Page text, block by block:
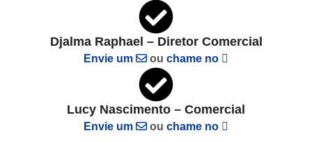
Djalma Raphael – Diretor Comercial
Envie um ou chame no
Lucy Nascimento – Comercial
Envie um ou chame no